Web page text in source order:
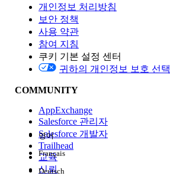
Edition
경험
개인정보 처리방침
보안 정책
사용 약관
참여 지침
쿠키 기본 설정 센터
귀하의 개인정보 보호 선택
COMMUNITY
AppExchange
Salesforce 관리자
Salesforce 개발자
Trailhead
교육
신뢰
영어
Français
Deutsch